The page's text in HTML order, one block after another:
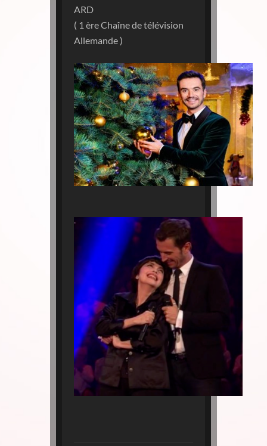
ARD
( 1 ère Chaîne de télévision
Allemande )